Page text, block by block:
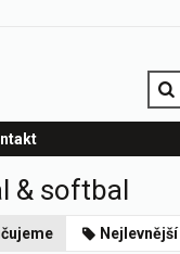
& softbal
Nejlevnější